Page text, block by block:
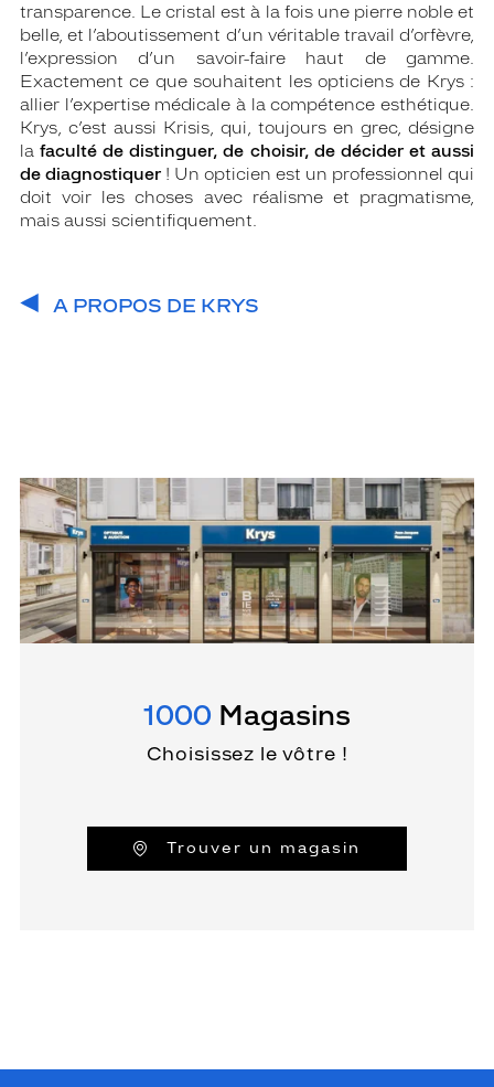
transparence. Le cristal est à la fois une pierre noble et
belle, et l’aboutissement d’un véritable travail d’orfèvre,
l’expression d’un savoir-faire haut de gamme.
Exactement ce que souhaitent les opticiens de Krys :
allier l’expertise médicale à la compétence esthétique.
Krys, c’est aussi Krisis, qui, toujours en grec, désigne
la faculté de distinguer, de choisir, de décider et aussi
de diagnostiquer ! Un opticien est un professionnel qui
doit voir les choses avec réalisme et pragmatisme,
mais aussi scientifiquement.
A PROPOS DE KRYS
1000 Magasins
Choisissez le vôtre !
Trouver un magasin